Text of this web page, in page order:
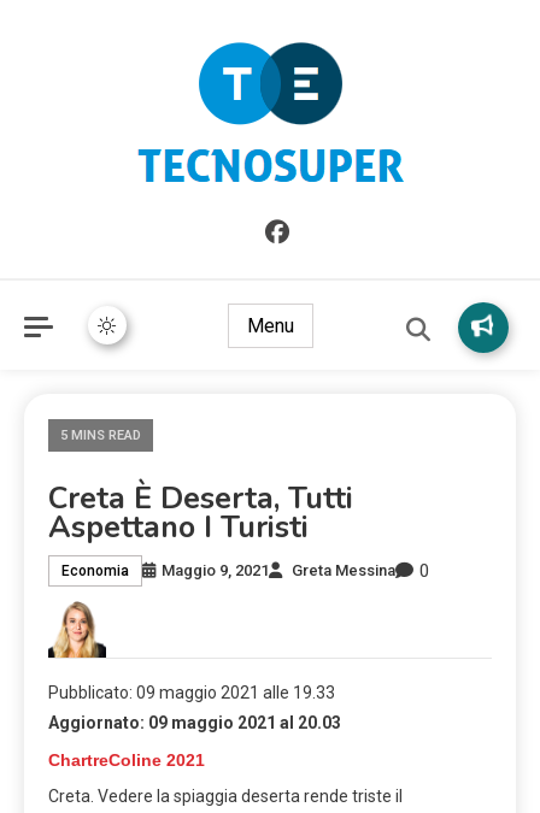
TecnoSuper.net
Informazioni sull'Italia. Seleziona gli argomenti di cui vuoi
saperne di più
Menu
5 MINS READ
Creta È Deserta, Tutti
Aspettano I Turisti
Economia Maggio 9, 2021 Greta Messina 0
Pubblicato: 09 maggio 2021 alle 19.33
Aggiornato: 09 maggio 2021 al 20.03
ChartreColine 2021
Creta. Vedere la spiaggia deserta rende triste il